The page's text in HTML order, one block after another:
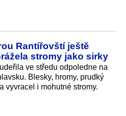
Rantířovští ještě
stromy jako sirky
ve středu odpoledne na
Blesky, hromy, prudký
vyvracel i mohutné stromy.